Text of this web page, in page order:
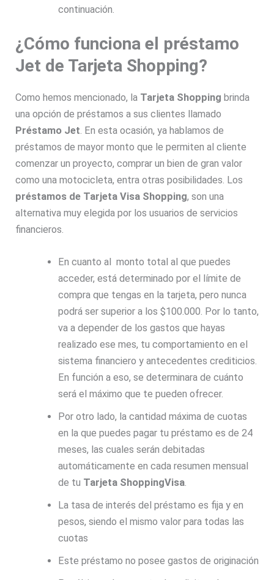
continuación.
¿Cómo funciona el préstamo
Jet de Tarjeta Shopping?
Como hemos mencionado, la Tarjeta Shopping brinda
una opción de préstamos a sus clientes llamado
Préstamo Jet. En esta ocasión, ya hablamos de
préstamos de mayor monto que le permiten al cliente
comenzar un proyecto, comprar un bien de gran valor
como una motocicleta, entra otras posibilidades. Los
préstamos de Tarjeta Visa Shopping, son una
alternativa muy elegida por los usuarios de servicios
financieros.
En cuanto al monto total al que puedes
acceder, está determinado por el límite de
compra que tengas en la tarjeta, pero nunca
podrá ser superior a los $100.000. Por lo tanto,
va a depender de los gastos que hayas
realizado ese mes, tu comportamiento en el
sistema financiero y antecedentes crediticios.
En función a eso, se determinara de cuánto
será el máximo que te pueden ofrecer.
Por otro lado, la cantidad máxima de cuotas
en la que puedes pagar tu préstamo es de 24
meses, las cuales serán debitadas
automáticamente en cada resumen mensual
de tu Tarjeta ShoppingVisa.
La tasa de interés del préstamo es fija y en
pesos, siendo el mismo valor para todas las
cuotas
Este préstamo no posee gastos de originación